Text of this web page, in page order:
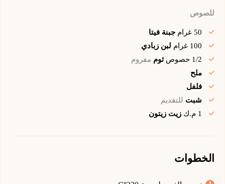
للصوص
50 غرام جبنة فيتا
100 غرام لبن زبادي
1/2 حصوص ثوم مفروم
ملح
فلفل
شبت للتقديم
1 م.ك زيت زيتون
الخطوات